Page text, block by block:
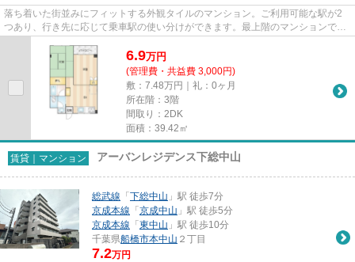
落ち着いた街並みにフィットする外観タイルのマンション。ご利用可能な駅が2
つあり、行き先に応じて乗車駅の使い分けができます。最上階のマンションで
6.9万円
(管理費・共益費 3,000円)
敷：7.48万円｜礼：0ヶ月
所在階：3階
間取り：2DK
面積：39.42㎡
賃貸｜マンション アーバンレジデンス下総中山
総武線 「 下総中山 」駅 徒歩7分
京成本線 「 京成中山 」駅 徒歩5分
京成本線 「 東中山 」駅 徒歩10分
千葉県船橋市本中山 ２丁目
7.2万円